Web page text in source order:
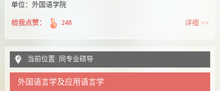
单位：外国语学院
给我点赞： 248 详细 >>
当前位置: 同专业硕导
外国语言学及应用语言学